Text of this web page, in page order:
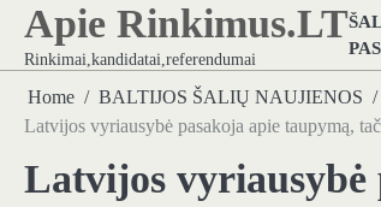
Skip
content
Apie Rinkimus.LT
Rinkimai,kandidatai,referendumai
Home
BALTIJOS ŠALIŲ NAUJIENOS
Latvijos vyriausybė pasakoja apie taupymą,
Latvijos vyriausybė